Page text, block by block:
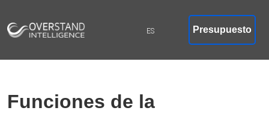
Presupuesto
Funciones de la